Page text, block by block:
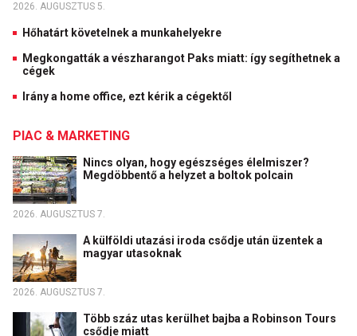
2026. AUGUSZTUS 5.
Hőhatárt követelnek a munkahelyekre
Megkongatták a vészharangot Paks miatt: így segíthetnek a
cégek
Irány a home office, ezt kérik a cégektől
PIAC & MARKETING
Nincs olyan, hogy egészséges élelmiszer?
Megdöbbentő a helyzet a boltok polcain
2026. AUGUSZTUS 7.
A külföldi utazási iroda csődje után üzentek a
magyar utasoknak
2026. AUGUSZTUS 7.
Több száz utas kerülhet bajba a Robinson Tours
csődje miatt